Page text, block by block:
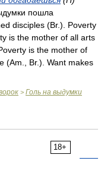
пошла
disciples (Br.). Poverty
is the mother of all arts
is the mother of
(Am. Br.). Want makes
> Голь на выдумки
18+